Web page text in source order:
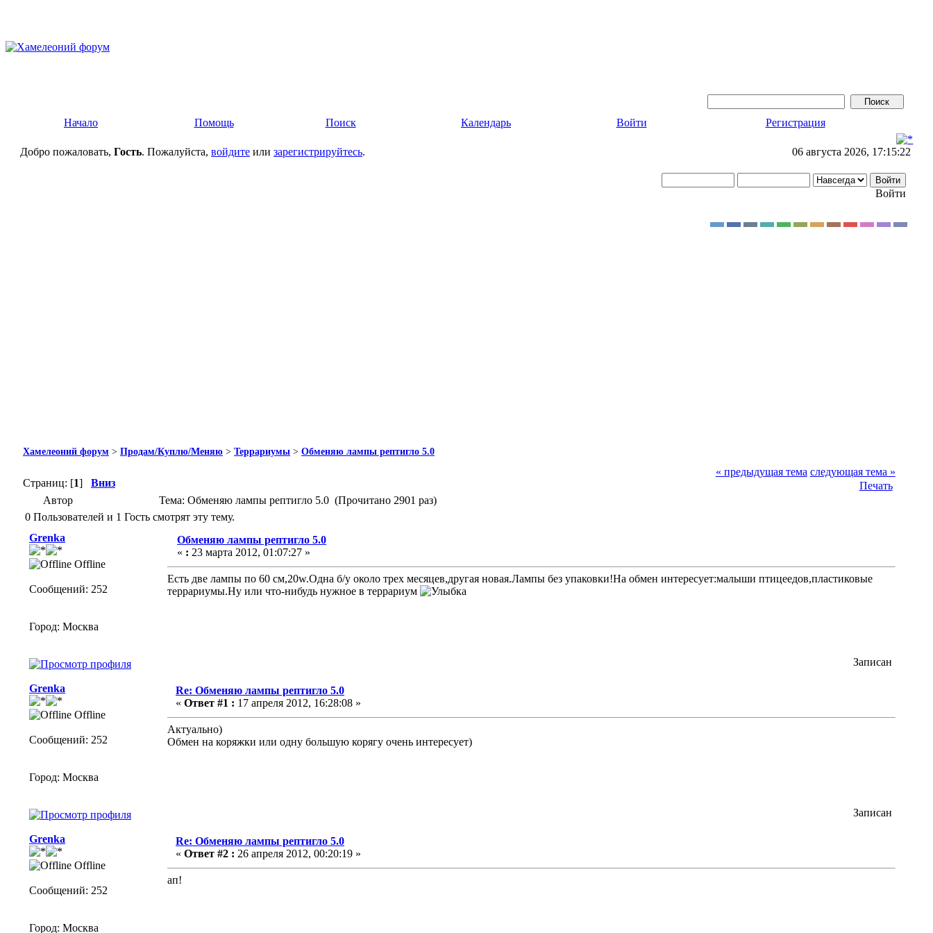
Начало Помощь Поиск Календарь Войти Регистрация
Добро пожаловать, Гость. Пожалуйста, войдите или зарегистрируйтесь. 06 августа 2026, 17:15:22
Войти
Хамелеоний форум > Продам/Куплю/Меняю > Террариумы > Обменяю лампы рептигло 5.0
Страниц: [1] Вниз
« предыдущая тема следующая тема »
Печать
Автор
Тема: Обменяю лампы рептигло 5.0 (Прочитано 2901 раз)
0 Пользователей и 1 Гость смотрят эту тему.
Grenka
Offline
Сообщений: 252
Город: Москва
Обменяю лампы рептигло 5.0
« : 23 марта 2012, 01:07:27 »
Есть две лампы по 60 см,20w.Одна б/у около трех месяцев,другая новая.Лампы без упаковки!На обмен интересует:малыши птицеедов,пластиковые
террариумы.Ну или что-нибудь нужное в террариум
Записан
Grenka
Offline
Сообщений: 252
Город: Москва
Re: Обменяю лампы рептигло 5.0
« Ответ #1 : 17 апреля 2012, 16:28:08 »
Актуально)
Обмен на коряжки или одну большую корягу очень интересует)
Записан
Grenka
Offline
Сообщений: 252
Город: Москва
Re: Обменяю лампы рептигло 5.0
« Ответ #2 : 26 апреля 2012, 00:20:19 »
ап!